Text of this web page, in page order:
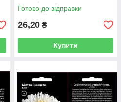
Готово до відправки
26,20 ₴
Купити